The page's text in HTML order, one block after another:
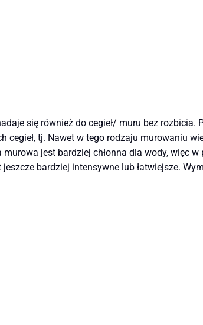
się również do cegieł/ muru bez
tj. Nawet w tego rodzaju murowaniu
jest bardziej chłonna dla wody, więc
bardziej intensywne lub łatwiejsze.